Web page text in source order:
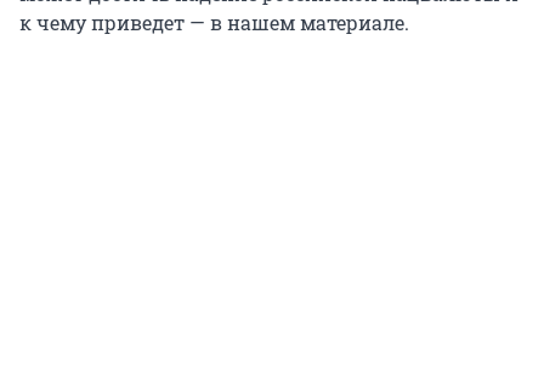
к чему приведет — в нашем материале.